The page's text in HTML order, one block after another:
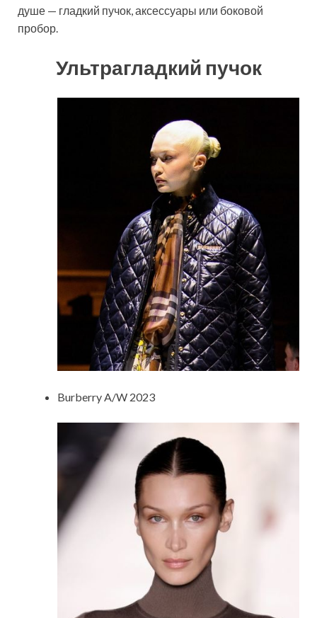
душе — гладкий пучок, аксессуары или боковой
пробор.
Ультрагладкий пучок
Burberry A/W 2023